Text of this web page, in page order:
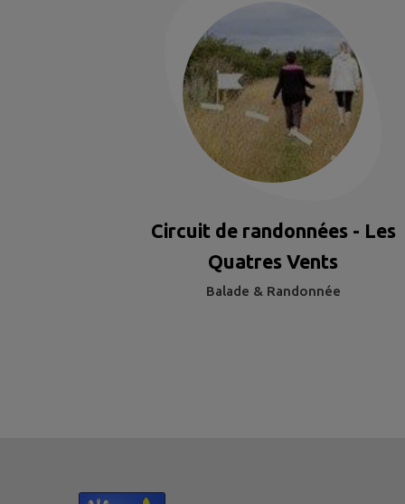
Circuit de randonnées - Les
Quatres Vents
Balade & Randonnée